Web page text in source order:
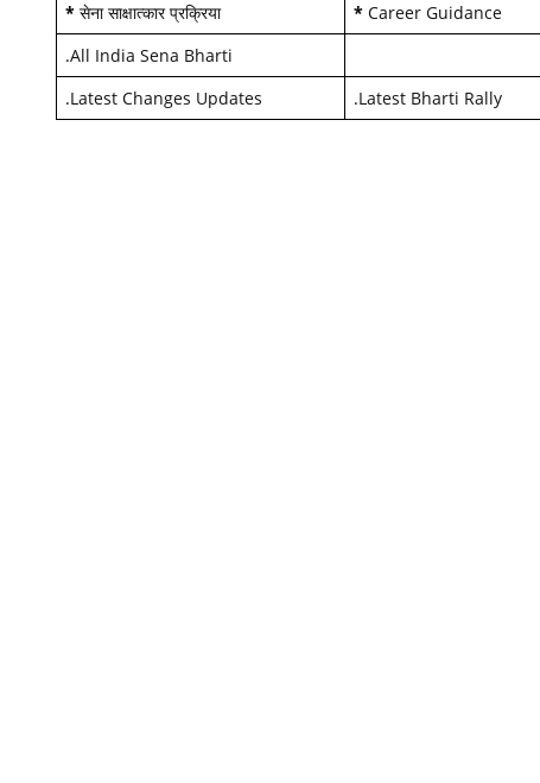
* सेना साक्षात्कार प्रक्रिया * Career Guidance
.All India Sena Bharti
.Latest Changes Updates .Latest Bharti Rally